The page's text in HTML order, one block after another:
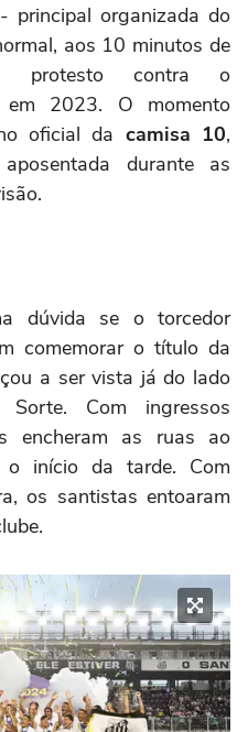
- principal organizada do
aos 10 minutos de
protesto contra o
em 2023. O momento
oficial da camisa 10,
durante as
dúvida se o torcedor
comemorar o título da
a ser vista já do lado
Com ingressos
encheram as ruas ao
o início da tarde. Com
os santistas entoaram